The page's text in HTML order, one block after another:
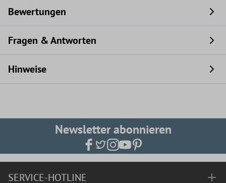
Bewertungen
Fragen & Antworten
Hinweise
Newsletter abonnieren
SERVICE-HOTLINE